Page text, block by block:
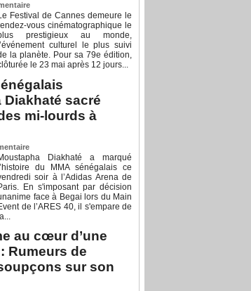
Festival de Cannes demeure le
vous cinématographique le
prestigieux au monde,
l’événement culturel le plus suivi
la planète. Pour sa 79e édition,
le 23 mai après 12 jours...
Diakhaté sacré
mi-lourds à
Diakhaté a marqué
l’histoire du MMA sénégalais ce
soir à l’Adidas Arena de
En s'imposant par décision
face à Begai lors du Main
de l’ARES 40, il s'empare de
la...
au cœur d’une
Rumeurs de
sur son